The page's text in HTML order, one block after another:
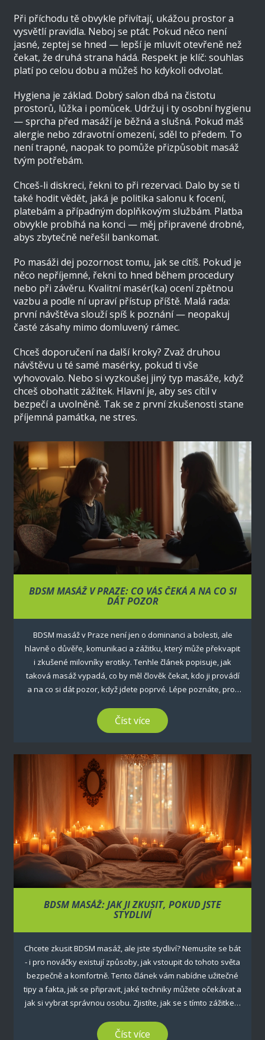
Při příchodu tě obvykle přivítají, ukážou prostor a
vysvětlí pravidla. Neboj se ptát. Pokud něco není
jasné, zeptej se hned — lepší je mluvit otevřeně než
čekat, že druhá strana hádá. Respekt je klíč: souhlas
platí po celou dobu a můžeš ho kdykoli odvolat.
Hygiena je základ. Dobrý salon dbá na čistotu
prostorů, lůžka i pomůcek. Udržuj i ty osobní hygienu
— sprcha před masáží je běžná a slušná. Pokud máš
alergie nebo zdravotní omezení, sděl to předem. To
není trapné, naopak to pomůže přizpůsobit masáž
tvým potřebám.
Chceš-li diskreci, řekni to při rezervaci. Dalo by se ti
také hodit vědět, jaká je politika salonu k focení,
platebám a případným doplňkovým službám. Platba
obvykle probíhá na konci — měj připravené drobné,
abys zbytečně neřešil bankomat.
Po masáži dej pozornost tomu, jak se cítíš. Pokud je
něco nepříjemné, řekni to hned během procedury
nebo při závěru. Kvalitní masér(ka) ocení zpětnou
vazbu a podle ní upraví přístup příště. Malá rada:
první návštěva slouží spíš k poznání — neopakuj
časté zásahy mimo domluvený rámec.
Chceš doporučení na další kroky? Zvaž druhou
návštěvu u té samé masérky, pokud ti vše
vyhovovalo. Nebo si vyzkoušej jiný typ masáže, když
chceš obohatit zážitek. Hlavní je, aby ses cítil v
bezpečí a uvolněně. Tak se z první zkušenosti stane
příjemná památka, ne stres.
BDSM MASÁŽ V PRAZE: CO VÁS ČEKÁ A NA CO SI
DÁT POZOR
BDSM masáž v Praze není jen o dominanci a bolesti, ale
hlavně o důvěře, komunikaci a zážitku, který může překvapit
i zkušené milovníky erotiky. Tenhle článek popisuje, jak
taková masáž vypadá, co by měl člověk čekat, kdo ji provádí
a na co si dát pozor, když jdete poprvé. Lépe poznáte, proč
se masérka hodně ptá na vaše preference. Zajímavostí jsou
i fakta o hygieně, anonymitě klienta nebo třeba běžných
nepříjemným překvapením.
Číst více
BDSM MASÁŽ: JAK JI ZKUSIT, POKUD JSTE
STYDLIVÍ
Chcete zkusit BDSM masáž, ale jste stydliví? Nemusíte se bát
- i pro nováčky existují způsoby, jak vstoupit do tohoto světa
bezpečně a komfortně. Tento článek vám nabídne užitečné
tipy a fakta, jak se připravit, jaké techniky můžete očekávat a
jak si vybrat správnou osobu. Zjistíte, jak se s tímto zážitkem
nepříjemně.
Číst více